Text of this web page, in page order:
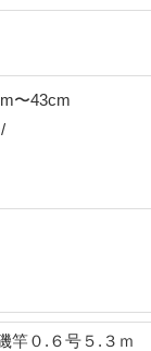
〜43cm
竿０.６号５.３ｍ